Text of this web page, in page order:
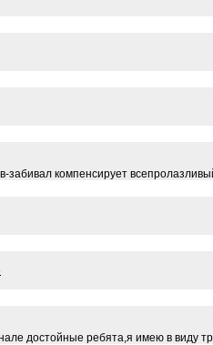
забивал компенсирует
достойные ребята,я имею в виду